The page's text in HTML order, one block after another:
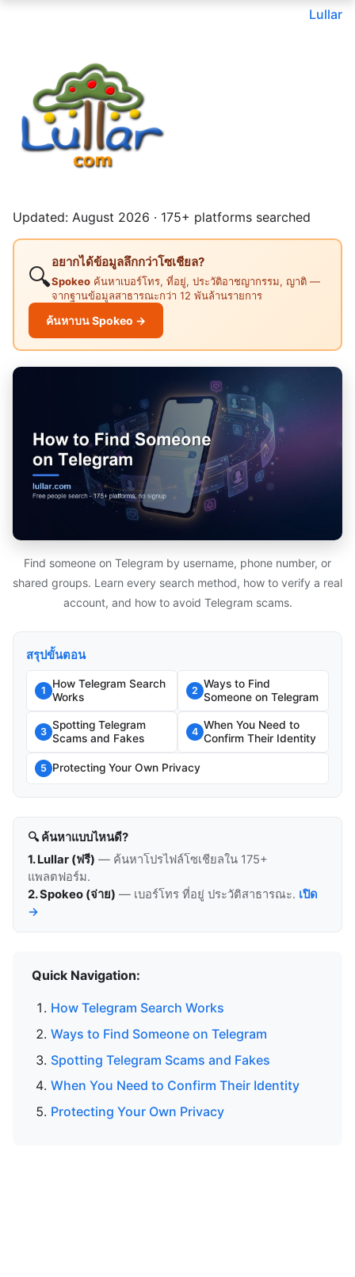
Lullar
Updated: August 2026 · 175+ platforms searched
🔍
อยากได้ข้อมูลลึกกว่าโซเชียล?
Spokeo ค้นหาเบอร์โทร, ที่อยู่, ประวัติอาชญากรรม, ญาติ —
จากฐานข้อมูลสาธารณะกว่า 12 พันล้านรายการ
ค้นหาบน Spokeo →
Find someone on Telegram by username, phone number, or
shared groups. Learn every search method, how to verify a real
account, and how to avoid Telegram scams.
สรุปขั้นตอน
1
How Telegram Search
Works
2
Ways to Find
Someone on Telegram
3
Spotting Telegram
Scams and Fakes
4
When You Need to
Confirm Their Identity
5 Protecting Your Own Privacy
🔍 ค้นหาแบบไหนดี?
1. Lullar (ฟรี) — ค้นหาโปรไฟล์โซเชียลใน 175+
แพลตฟอร์ม.
2. Spokeo (จ่าย) — เบอร์โทร ที่อยู่ ประวัติสาธารณะ. เปิด
→
Quick Navigation:
How Telegram Search Works
Ways to Find Someone on Telegram
Spotting Telegram Scams and Fakes
When You Need to Confirm Their Identity
Protecting Your Own Privacy